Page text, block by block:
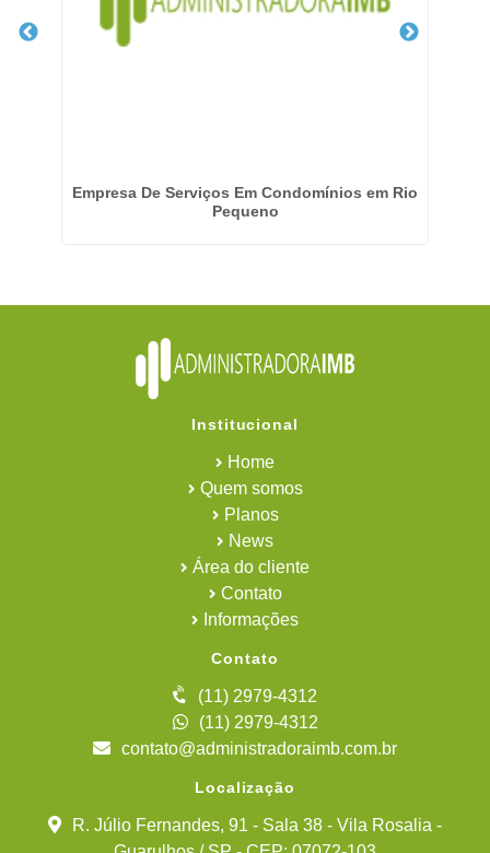
Empresa De Serviços Em Condomínios em Rio
Pequeno
Institucional
Home
Quem somos
Planos
News
Área do cliente
Contato
Informações
Contato
(11) 2979-4312
(11) 2979-4312
contato@administradoraimb.com.br
Localização
R. Júlio Fernandes, 91 - Sala 38 - Vila Rosalia -